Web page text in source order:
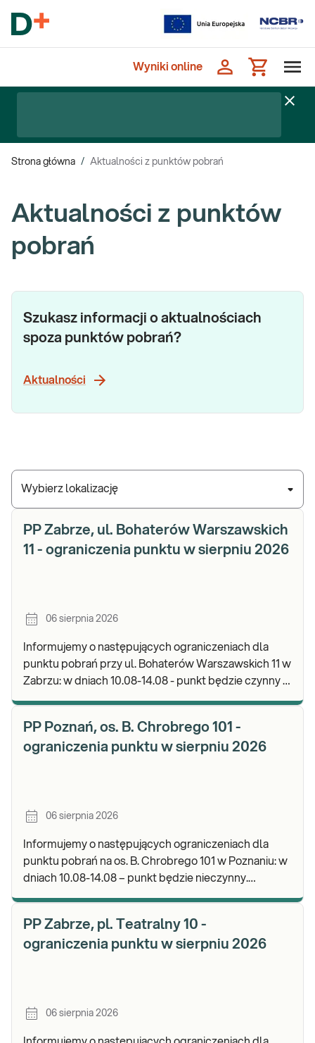
Wyniki online
Strona główna / Aktualności z punktów pobrań
Aktualności z punktów
pobrań
Wybierz lokalizację
Szukasz informacji o aktualnościach
spoza punktów pobrań?
Aktualności
PP Zabrze, ul. Bohaterów Warszawskich
11 - ograniczenia punktu w sierpniu 2026
06 sierpnia 2026
Informujemy o następujących ograniczeniach dla
punktu pobrań przy ul. Bohaterów Warszawskich 11 w
Zabrzu: w dniach 10.08-14.08 - punkt będzie czynny w
PP Poznań, os. B. Chrobrego 101 -
ograniczenia punktu w sierpniu 2026
06 sierpnia 2026
Informujemy o następujących ograniczeniach dla
punktu pobrań na os. B. Chrobrego 101 w Poznaniu: w
dniach 10.08-14.08 – punkt będzie nieczynny.
PP Zabrze, pl. Teatralny 10 -
ograniczenia punktu w sierpniu 2026
06 sierpnia 2026